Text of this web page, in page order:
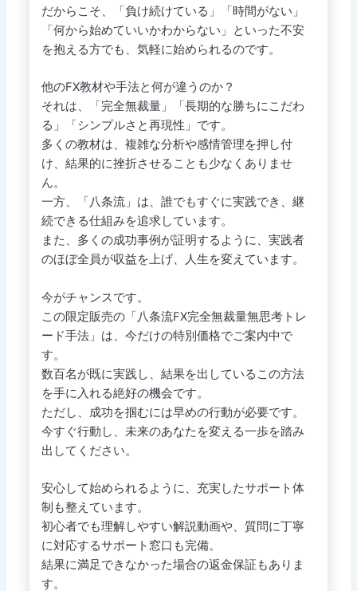
だからこそ、「負け続けている」「時間がない」
「何から始めていいかわからない」といった不安
を抱える方でも、気軽に始められるのです。
他のFX教材や手法と何が違うのか？
それは、「完全無裁量」「長期的な勝ちにこだわ
る」「シンプルさと再現性」です。
多くの教材は、複雑な分析や感情管理を押し付
け、結果的に挫折させることも少なくありませ
ん。
一方、「八条流」は、誰でもすぐに実践でき、継
続できる仕組みを追求しています。
また、多くの成功事例が証明するように、実践者
のほぼ全員が収益を上げ、人生を変えています。
今がチャンスです。
この限定販売の「八条流FX完全無裁量無思考トレ
ード手法」は、今だけの特別価格でご案内中で
す。
数百名が既に実践し、結果を出しているこの方法
を手に入れる絶好の機会です。
ただし、成功を掴むには早めの行動が必要です。
今すぐ行動し、未来のあなたを変える一歩を踏み
出してください。
安心して始められるように、充実したサポート体
制も整えています。
初心者でも理解しやすい解説動画や、質問に丁寧
に対応するサポート窓口も完備。
結果に満足できなかった場合の返金保証もありま
す。